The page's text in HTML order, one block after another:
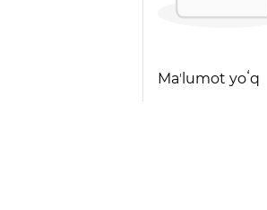
Maʼlumot yoʻq